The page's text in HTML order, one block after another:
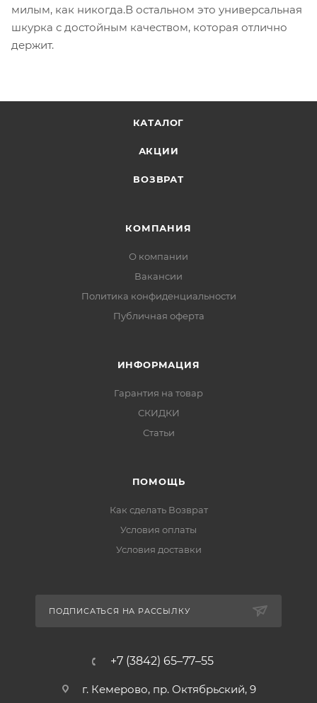
милым, как никогда.В остальном это универсальная
шкурка с достойным качеством, которая отлично
держит.
КАТАЛОГ
АКЦИИ
ВОЗВРАТ
КОМПАНИЯ
О компании
Вакансии
Политика конфиденциальности
Публичная оферта
ИНФОРМАЦИЯ
Гарантия на товар
СКИДКИ
Статьи
ПОМОЩЬ
Как сделать Возврат
Условия оплаты
Условия доставки
ПОДПИСАТЬСЯ НА РАССЫЛКУ
+7 (3842) 65–77–55
г. Кемерово, пр. Октябрьский, 9